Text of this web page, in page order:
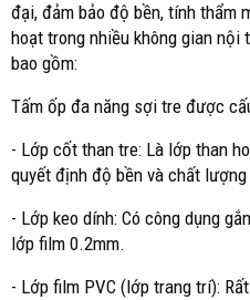
đại, đảm bảo độ bền, tính thẩm
hoạt trong nhiều không gian nội
bao gồm:
Tấm ốp đa năng sợi tre được
- Lớp cốt than tre: Là lớp than
quyết định độ bền và chất
- Lớp keo dính: Có công dụng
lớp film 0.2mm.
- Lớp film PVC (lớp trang trí):